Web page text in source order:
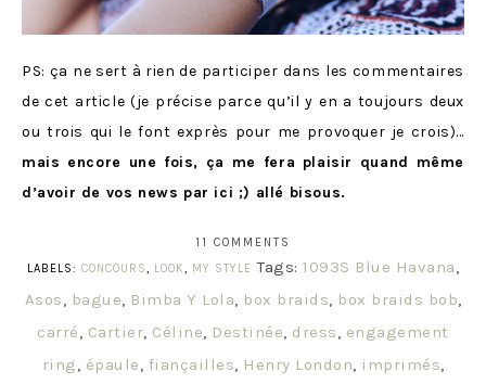
PS: ça ne sert à rien de participer dans les commentaires
de cet article (je précise parce qu’il y en a toujours deux
ou trois qui le font exprès pour me provoquer je crois)…
mais encore une fois, ça me fera plaisir quand même
d’avoir de vos news par ici ;) allé bisous.
11 COMMENTS
LABELS: CONCOURS, LOOK, MY STYLE Tags: 1093S Blue Havana,
Asos, bague, Bimba Y Lola, box braids, box braids bob,
carré, Cartier, Céline, Destinée, dress, engagement
ring, épaule, fiançailles, Henry London, imprimés,